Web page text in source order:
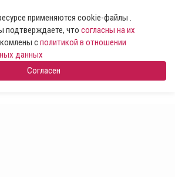
применяются cookie-файлы .
подтверждаете, что согласны на их
сполитикой в отношении
данных
Согласен